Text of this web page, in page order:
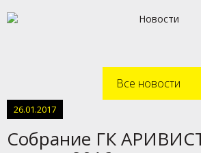
Все новости
26.01.2017
Cобрание ГК